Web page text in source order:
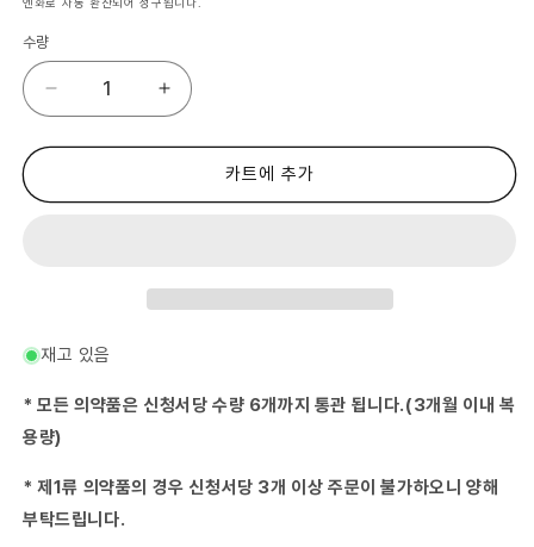
수량
마
TP
위
줄
피
마
TP
위
카트에 추가
재고 있음
* 모든 의약품은 신청서당 수량 6개까지 통관 됩니다.(3개월 이내 복
용량)
* 제1류 의약품의 경우 신청서당 3개 이상 주문이 불가하오니 양해
부탁드립니다.